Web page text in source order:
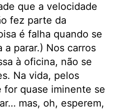
que a velocidade
fez parte da
é falha quando se
a parar.) Nos carros
à oficina, não se
Na vida, pelos
quase iminente se
mas, oh, esperem,